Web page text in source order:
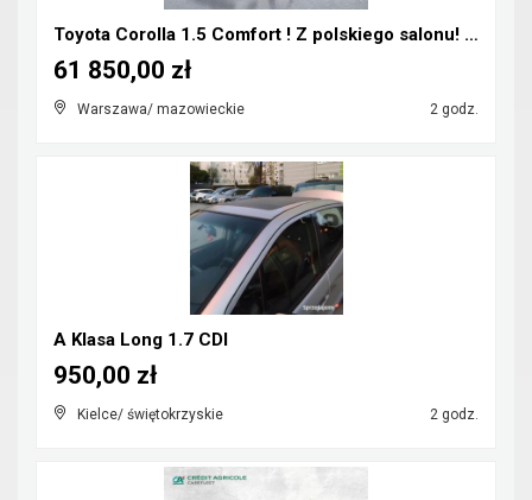
Toyota Corolla 1.5 Comfort ! Z polskiego salonu! Z...
Warszawa/ mazowieckie 2 godz.
61 850,00 zł
A Klasa Long 1.7 CDI
Kielce/ świętokrzyskie 2 godz.
950,00 zł